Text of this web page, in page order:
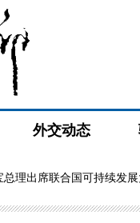
外交动态
总理出席联合国可持续发